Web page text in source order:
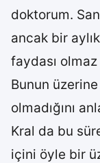
doktorum.
ancak bir
faydası olmaz
Bunun
olmadığını
Kral da bu
içini öyle bir